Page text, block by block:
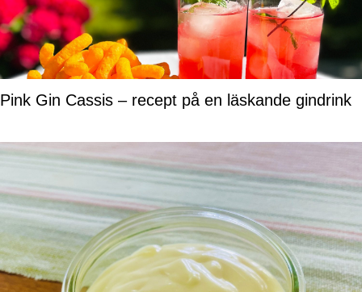
Pink Gin Cassis – recept på en läskande gindrink